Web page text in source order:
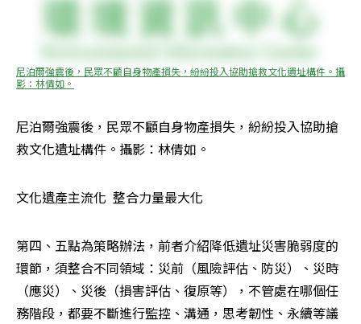
尼泊爾強震後，民眾不顧自身物產損失，紛紛投入協助搶救文化遺址構件。攝
影：林倩如。
尼泊爾強震後，民眾不顧自身物產損失，紛紛投入協助搶
救文化遺址構件。攝影：林倩如。
文化遺產主流化  整合力量最大化
第四、五點為策略辦法，前者介紹降低遺址災害脆弱度的
環節，須整合不同領域：災前（風險評估、防災）、災時
（應災）、災後（損害評估、復原等），不管處在哪個任
務階段，都要不斷進行監控、溝通，思考韌性、永續等議